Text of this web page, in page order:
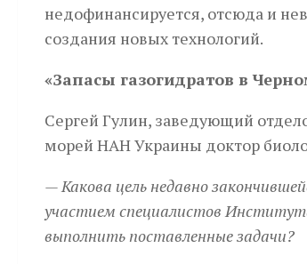
недофинансируется, отсюда и
создания новых технологий.
«Запасы газогидратов в
Сергей Гулин, заведующий
морей НАН Украины доктор
— Какова цель недавно
участием специалистов
выполнить поставленные задачи?